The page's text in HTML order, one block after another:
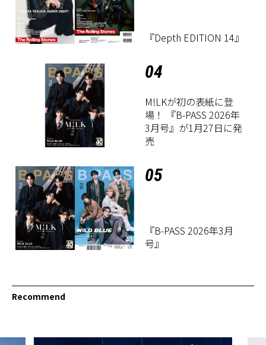
『Depth EDITION 14』
04
M!LKが初の表紙に登
場！ 『B-PASS 2026年
3月号』が1月27日に発
売
05
『B-PASS 2026年3月
号』
Recommend